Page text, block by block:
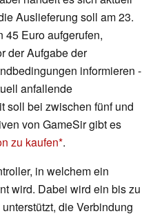
Auslieferung soll am 23.
45 Euro aufgerufen,
der Aufgabe der
informieren -
anfallende
soll bei zwischen fünf und
von GameSir gibt es
zu kaufen .
in welchem ein
wird. Dabei wird ein bis zu
die Verbindung